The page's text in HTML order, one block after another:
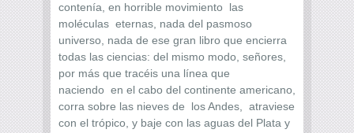
contenía, en horrible movimiento las
moléculas eternas, nada del pasmoso
universo, nada de ese gran libro que encierra
todas las ciencias: del mismo modo, señores,
por más que tracéis una línea que
naciendo en el cabo del continente americano,
corra sobre las nieves de los Andes, atraviese
con el trópico, y baje con las aguas del Plata y